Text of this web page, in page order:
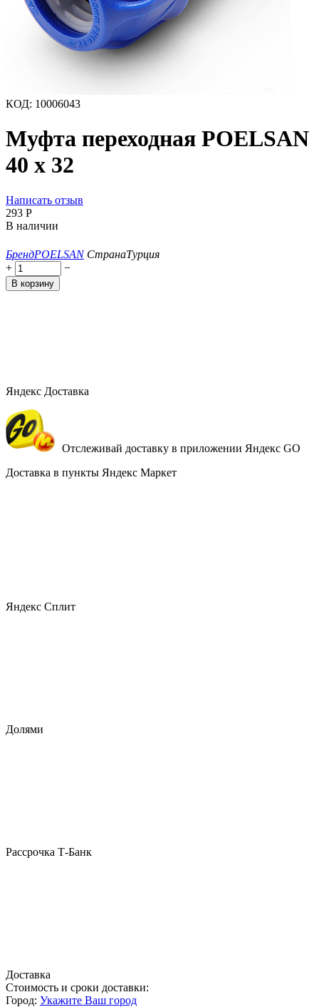
КОД: 10006043
Муфта переходная POELSAN
40 х 32
Написать отзыв
‍293‍ Р
В наличии
БрендPOELSAN СтранаТурция
+
−
В корзину
Яндекс Доставка
Отслеживай доставку в приложении Яндекс GO
Доставка в пункты Яндекс Маркет
Яндекс Сплит
Долями
Рассрочка Т-Банк
Доставка
Стоимость и сроки доставки:
Город: Укажите Ваш город